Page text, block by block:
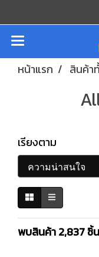
หน้าแรก สินค้า
เรียงตาม
พบสินค้า 2,837 ชิ้น